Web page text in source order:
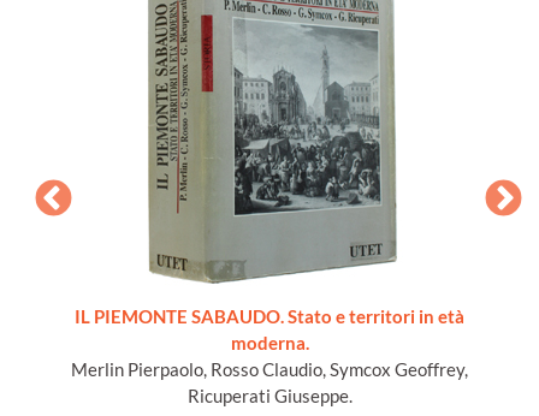
IL PIEMONTE SABAUDO. Stato e territori in età
moderna.
Merlin Pierpaolo, Rosso Claudio, Symcox Geoffrey,
Ricuperati Giuseppe.